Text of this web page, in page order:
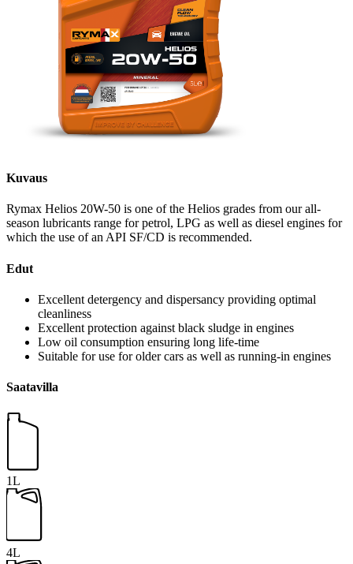
Kuvaus
Rymax Helios 20W-50 is one of the Helios grades from our all-
season lubricants range for petrol, LPG as well as diesel engines for
which the use of an API SF/CD is recommended.
Edut
Excellent detergency and dispersancy providing optimal
cleanliness
Excellent protection against black sludge in engines
Low oil consumption ensuring long life-time
Suitable for use for older cars as well as running-in engines
Saatavilla
1L
4L